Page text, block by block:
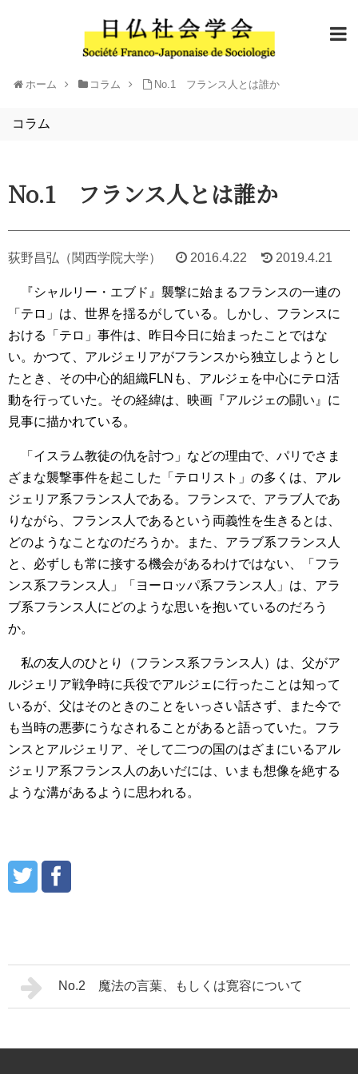
ホーム コラム No.1 フランス人とは誰か
コラム
No.1 フランス人とは誰か
荻野昌弘（関西学院大学） 2016.4.22 2019.4.21
『シャルリー・エブド』襲撃に始まるフランスの一連の
「テロ」は、世界を揺るがしている。しかし、フランスに
おける「テロ」事件は、昨日今日に始まったことではな
い。かつて、アルジェリアがフランスから独立しようとし
たとき、その中心的組織FLNも、アルジェを中心にテロ活
動を行っていた。その経緯は、映画『アルジェの闘い』に
見事に描かれている。
「イスラム教徒の仇を討つ」などの理由で、パリでさま
ざまな襲撃事件を起こした「テロリスト」の多くは、アル
ジェリア系フランス人である。フランスで、アラブ人であ
りながら、フランス人であるという両義性を生きるとは、
どのようなことなのだろうか。また、アラブ系フランス人
と、必ずしも常に接する機会があるわけではない、「フラ
ンス系フランス人」「ヨーロッパ系フランス人」は、アラ
ブ系フランス人にどのような思いを抱いているのだろう
か。
私の友人のひとり（フランス系フランス人）は、父がア
ルジェリア戦争時に兵役でアルジェに行ったことは知って
いるが、父はそのときのことをいっさい話さず、また今で
も当時の悪夢にうなされることがあると語っていた。フラ
ンスとアルジェリア、そして二つの国のはざまにいるアル
ジェリア系フランス人のあいだには、いまも想像を絶する
ような溝があるように思われる。
No.2 魔法の言葉、もしくは寛容について